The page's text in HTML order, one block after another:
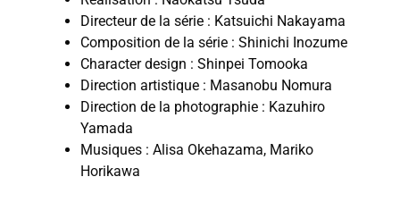
Directeur de la série : Katsuichi Nakayama
Composition de la série : Shinichi Inozume
Character design : Shinpei Tomooka
Direction artistique : Masanobu Nomura
Direction de la photographie : Kazuhiro
Yamada
Musiques : Alisa Okehazama, Mariko
Horikawa